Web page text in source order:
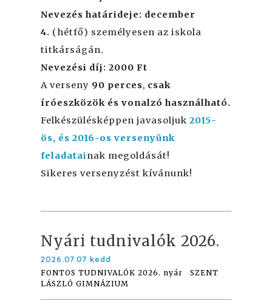
Nyári tudnivalók 2026.
2026.07.07 kedd
FONTOS TUDNIVALÓK 2026. nyár SZENT
LÁSZLÓ GIMNÁZIUM
Nevezés határideje: december
4. (hétfő) személyesen az iskola
titkárságán.
Nevezési díj: 2000 Ft
A verseny 90 perces, csak
íróeszközök és vonalzó használható.
Felkészülésképpen javasoljuk2015-
ös, és 2016-os versenyünk
feladatainak megoldását!
Sikeres versenyzést kívánunk!